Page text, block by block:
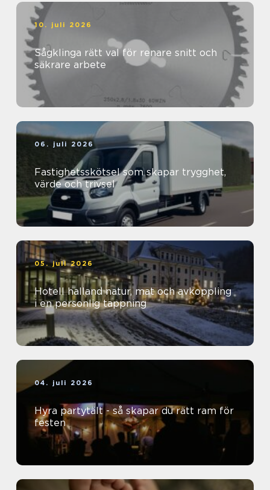
10. juli 2026
Sågklinga rätt val för renare snitt och
säkrare arbete
06. juli 2026
Fastighetsskötsel som skapar trygghet,
värde och trivsel
05. juli 2026
Hotell halland natur, mat och avkoppling
i en personlig tappning
04. juli 2026
Hyra partytält - så skapar du rätt ram för
festen